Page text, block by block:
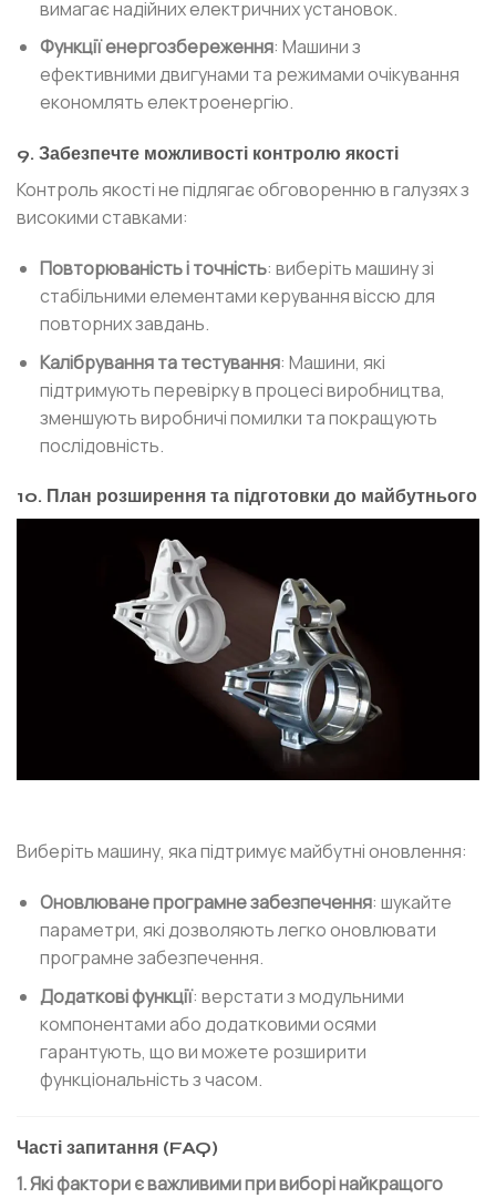
вимагає надійних електричних установок.
Функції енергозбереження: Машини з
ефективними двигунами та режимами очікування
економлять електроенергію.
9. Забезпечте можливості контролю якості
Контроль якості не підлягає обговоренню в галузях з
високими ставками:
Повторюваність і точність: виберіть машину зі
стабільними елементами керування віссю для
повторних завдань.
Калібрування та тестування: Машини, які
підтримують перевірку в процесі виробництва,
зменшують виробничі помилки та покращують
послідовність.
10. План розширення та підготовки до майбутнього
Виберіть машину, яка підтримує майбутні оновлення:
Оновлюване програмне забезпечення: шукайте
параметри, які дозволяють легко оновлювати
програмне забезпечення.
Додаткові функції: верстати з модульними
компонентами або додатковими осями
гарантують, що ви можете розширити
функціональність з часом.
Часті запитання (FAQ)
1. Які фактори є важливими при виборі найкращого